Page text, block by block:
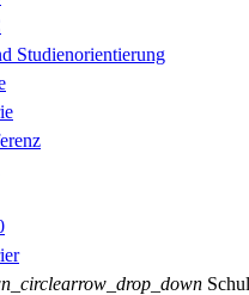
Studienorientierung
arrow_drop_down